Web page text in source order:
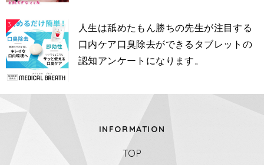
3
人生は舐めたもん勝ちの先生が注目する
口内ケア口臭除去ができるタブレットの
認知アンケートになります。
INFORMATION
TOP